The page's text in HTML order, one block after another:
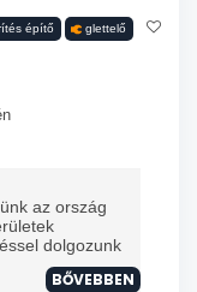
építő glettelő
az ország
dolgozunk
BŐVEBBEN